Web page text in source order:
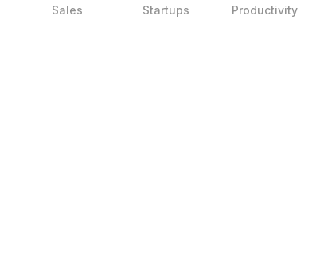
Sales Startups Productivity